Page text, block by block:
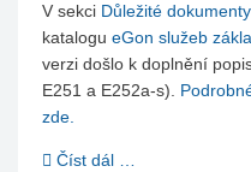
V sekci Důležité dokumenty
katalogu eGon služeb
verzi došlo k doplnění
E251 a E252a-s).
zde.
Číst dál …